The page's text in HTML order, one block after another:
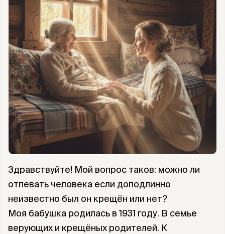
Здравствуйте! Мой вопрос таков: можно ли
отпевать человека если доподлинно
неизвестно был он крещён или нет?
Моя бабушка родилась в 1931 году. В семье
верующих и крещёных родителей. К